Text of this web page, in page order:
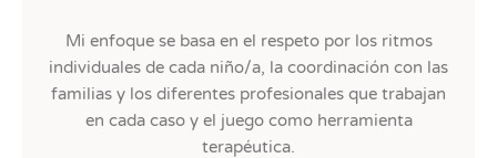
Mi enfoque se basa en el respeto por los ritmos
individuales de cada niño/a, la coordinación con las
familias y los diferentes profesionales que trabajan
en cada caso y el juego como herramienta
terapéutica.